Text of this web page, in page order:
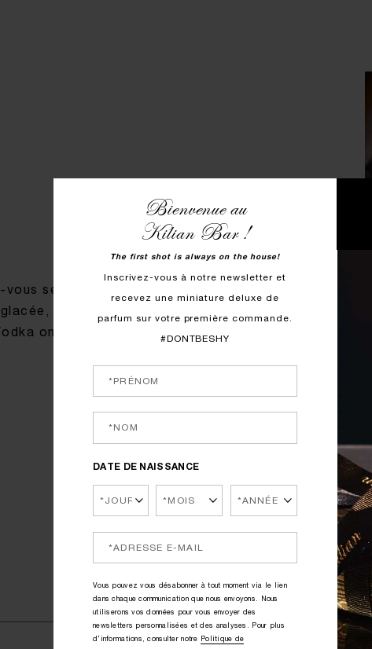
vous séduire par la toute dernière Liqueur :
addictive. Recevez un parfum 7,5 ml
on the Rocks dès 250 € d’achat.*
COFFRET
Bienvenue au
Kilian Bar !
The first shot is always on the house!
Inscrivez-vous à notre newsletter et
recevez une miniature deluxe de
parfum sur votre première commande.
#DONTBESHY
DATE DE NAISSANCE
Vous pouvez vous désabonner à tout moment via le lien
dans chaque communication que nous envoyons. Nous
utiliserons vos données pour vous envoyer des
newsletters personnalisées et des analyses. Pour plus
d'informations, consulter notre Politique de